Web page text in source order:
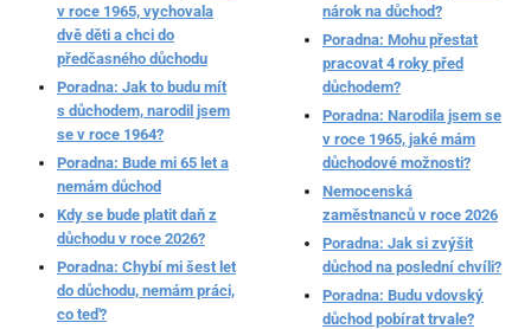
v roce 1965, vychovala
dvě děti a chci do
předčasného důchodu
Poradna: Jak to budu mít
s důchodem, narodil jsem
se v roce 1964?
Poradna: Bude mi 65 let a
nemám důchod
Kdy se bude platit daň z
důchodu v roce 2026?
Poradna: Chybí mi šest let
do důchodu, nemám práci,
co teď?
nárok na důchod?
Poradna: Mohu přestat
pracovat 4 roky před
důchodem?
Poradna: Narodila jsem se
v roce 1965, jaké mám
důchodové možnosti?
Nemocenská
zaměstnanců v roce 2026
Poradna: Jak si zvýšit
důchod na poslední chvíli?
Poradna: Budu vdovský
důchod pobírat trvale?